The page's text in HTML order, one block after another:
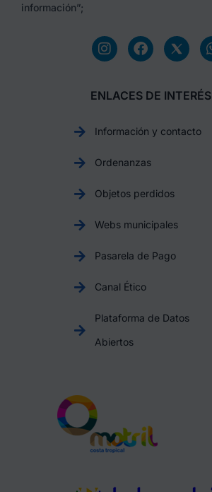
información”;
ENLACES DE INTERÉS
Información y contacto
Ordenanzas
Objetos perdidos
Webs municipales
Pasarela de Pago
Canal Ético
Plataforma de Datos
Abiertos